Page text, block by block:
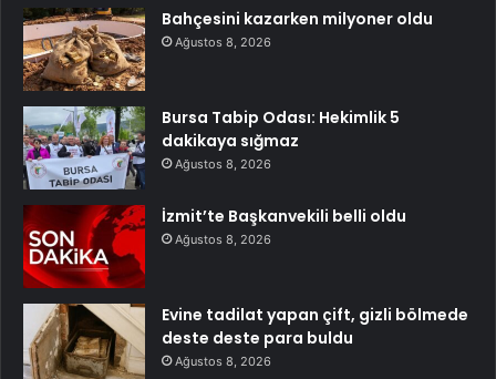
Bahçesini kazarken milyoner oldu
Ağustos 8, 2026
Bursa Tabip Odası: Hekimlik 5
dakikaya sığmaz
Ağustos 8, 2026
İzmit’te Başkanvekili belli oldu
Ağustos 8, 2026
Evine tadilat yapan çift, gizli bölmede
deste deste para buldu
Ağustos 8, 2026